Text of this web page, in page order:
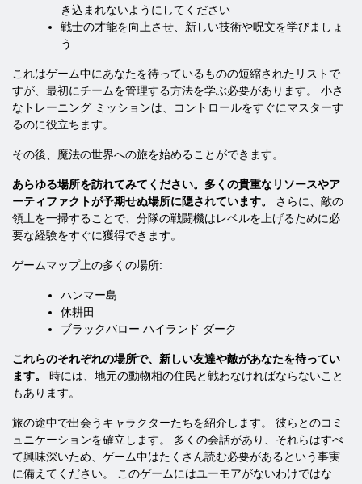
き込まれないようにしてください
戦士の才能を向上させ、新しい技術や呪文を学びましょ
う
これはゲーム中にあなたを待っているものの短縮されたリストで
すが、最初にチームを管理する方法を学ぶ必要があります。 小さ
なトレーニング ミッションは、コントロールをすぐにマスターす
るのに役立ちます。
その後、魔法の世界への旅を始めることができます。
あらゆる場所を訪れてみてください。多くの貴重なリソースやア
ーティファクトが予期せぬ場所に隠されています。
さらに、敵の
領土を一掃することで、分隊の戦闘機はレベルを上げるために必
要な経験をすぐに獲得できます。
ゲームマップ上の多くの場所:
ハンマー島
休耕田
ブラックバロー ハイランド ダーク
これらのそれぞれの場所で、新しい友達や敵があなたを待ってい
ます。
時には、地元の動物相の住民と戦わなければならないこと
もあります。
旅の途中で出会うキャラクターたちを紹介します。 彼らとのコミ
ュニケーションを確立します。 多くの会話があり、それらはすべ
て興味深いため、ゲーム中はたくさん読む必要があるという事実
に備えてください。 このゲームにはユーモアがないわけではな